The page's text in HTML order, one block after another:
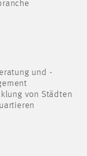
und -
von Städten